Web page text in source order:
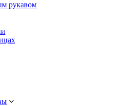
рукавом